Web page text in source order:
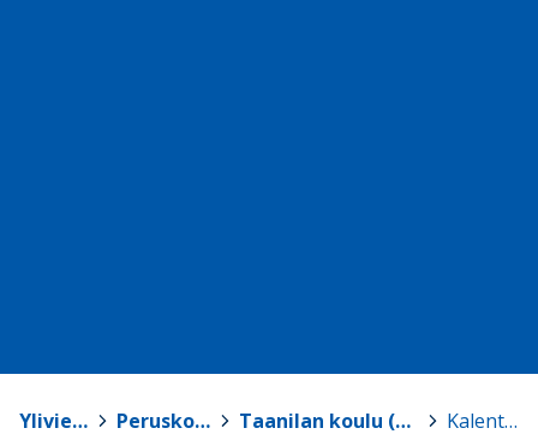
Ylivieska > Peruskoulut > Taanilan koulu (0.-9. lk) > Kalenteri